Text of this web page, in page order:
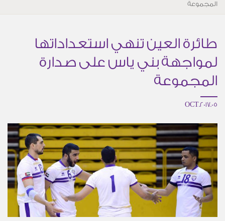
المجموعة
طائرة العين تنهي استعداداتها
لمواجهة بني ياس على صدارة
المجموعة
05.OCT.2017